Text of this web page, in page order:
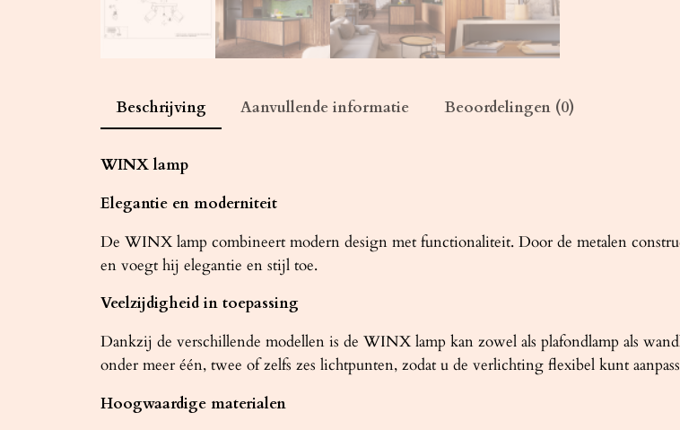
a
r
t
c
a
a
l
Beschrijving Aanvullende informatie Beoordelingen (0)
WINX lamp
Elegantie en moderniteit
De WINX lamp combineert modern design met functionaliteit. Door de metalen
en voegt hij elegantie en stijl toe.
Veelzijdigheid in toepassing
Dankzij de verschillende modellen is de WINX lamp kan zowel als plafondlamp als
onder meer één, twee of zelfs zes lichtpunten, zodat u de verlichting flexibel kunt
Hoogwaardige materialen